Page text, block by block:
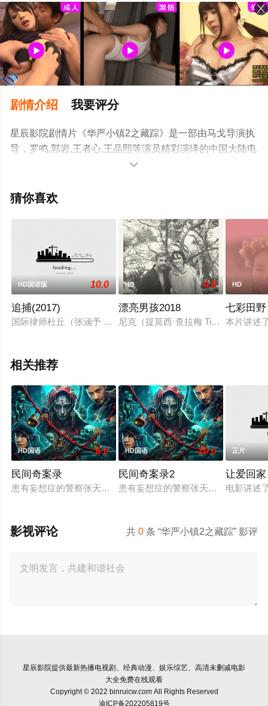
剧情介绍 我要评分
星辰影院剧情片《华严小镇2之藏踪》是一部由马戈导演执
导，罗鸣,郭岩,王者心,王晶熙等演员精彩演绎的中国大陆电
影，大结局剧情已揭晓（1-1全集），手机免费观看高清无
步至豆瓣电影、电视猫或剧情网等平台了解。

猜你喜欢
HD国语版 10.0
追捕(2017)
国际律师杜丘（张涵予 饰）清晨醒来，发现一个陌生女子被杀
HD 4.0
漂亮男孩2018
尼克（提莫西·查拉梅 Timothée
HD
七彩田野
本片讲述
相关推荐
HD国语 6.0
民间奇案录
患有妄想症的警察张天盛遇上一起离奇的神像杀人事件，勘案过
HD国语 10.0
民间奇案录2
患有妄想症的警察张天盛遇上一起离
正片
让爱回家
电影讲述
共0 条 “华严小镇2之藏踪” 影评
影视评论
星辰影院提供最新热播电视剧、经典动漫、娱乐综艺、高清未删减电影
大全免费在线观看
Copyright © 2022 binruicw.com All Rights Reserved
渝ICP备202205819号